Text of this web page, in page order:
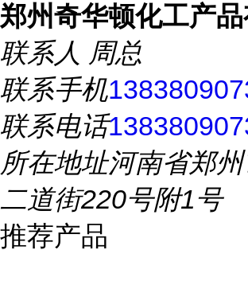
郑州奇华顿化工产品
联系人 周总
联系手机
联系电话
所在地址河南省郑
二道街220号附1号
推荐产品